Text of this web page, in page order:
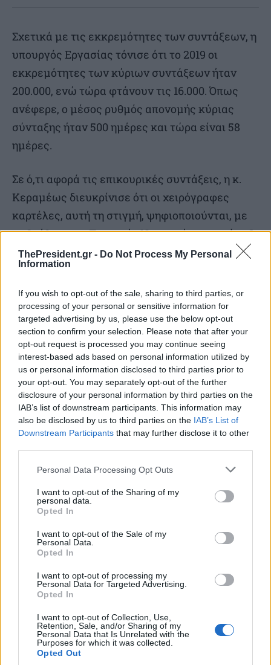
ThePresident.gr - Do Not Process My Personal
Information
If you wish to opt-out of the sale, sharing to third parties, or
processing of your personal or sensitive information for
targeted advertising by us, please use the below opt-out
section to confirm your selection. Please note that after your
opt-out request is processed you may continue seeing
interest-based ads based on personal information utilized by
us or personal information disclosed to third parties prior to
your opt-out. You may separately opt-out of the further
disclosure of your personal information by third parties on the
IAB’s list of downstream participants. This information may
also be disclosed by us to third parties on the IAB’s List of
Downstream Participants that may further disclose it to other
Personal Data Processing Opt Outs
I want to opt-out of the Sharing of my
personal data.
Opted In
I want to opt-out of the Sale of my
Personal Data.
Opted In
I want to opt-out of processing my
Personal Data for Targeted Advertising.
Opted In
I want to opt-out of Collection, Use,
Retention, Sale, and/or Sharing of my
Personal Data that Is Unrelated with the
Purposes for which it was collected.
Opted Out
Σχετικά με τις εκκρεμότητες των συντάξεων, η
υπουργός Εργασίας τόνισε ότι το 2019 οι
εκκρεμότητες των κύριων συντάξεων ήταν
200.000, ενώ τώρα φτάνουν τις 16.000. Όπως
ανέφερε, ο μέσος ρυθμός απονομής κύριας
σύνταξης ήταν 500 ημέρες και τώρα είναι 58
ημέρες.
Σε ό,τι αφορά τις επικουρικές συντάξεις, η κ.
Κεραμέως διευκρίνισε ότι οι χειρόγραφες
καρτέλες, αυτή τη στιγμή, ψηφιοποιούνται, με
τη βοήθεια της Τεχνητής Νοημοσύνης και άπαξ
και ολοκληρωθεί αυτό, πλέον, θα
διαλειτουργούν όλα τα συστήματα.
TAGS Νίκη Κεραμέως
Συντάξεις
SOURCE
ΑΠΕ-ΜΠΕ